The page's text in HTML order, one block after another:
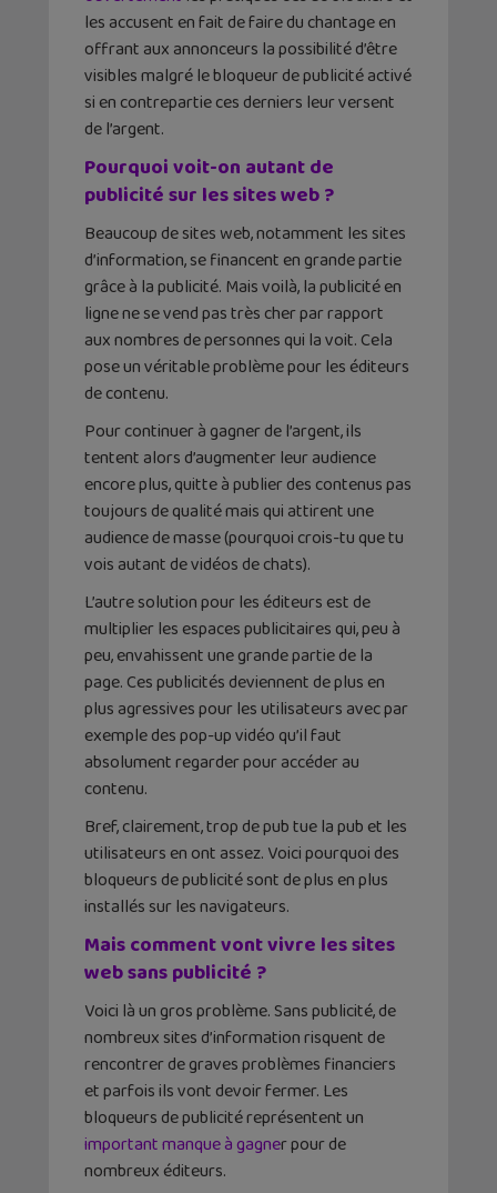
les accusent en fait de faire du chantage en
offrant aux annonceurs la possibilité d’être
visibles malgré le bloqueur de publicité activé
si en contrepartie ces derniers leur versent
de l’argent.
Pourquoi voit-on autant de
publicité sur les sites web ?
Beaucoup de sites web, notamment les sites
d’information, se financent en grande partie
grâce à la publicité. Mais voilà, la publicité en
ligne ne se vend pas très cher par rapport
aux nombres de personnes qui la voit. Cela
pose un véritable problème pour les éditeurs
de contenu.
Pour continuer à gagner de l’argent, ils
tentent alors d’augmenter leur audience
encore plus, quitte à publier des contenus pas
toujours de qualité mais qui attirent une
audience de masse (pourquoi crois-tu que tu
vois autant de vidéos de chats).
L’autre solution pour les éditeurs est de
multiplier les espaces publicitaires qui, peu à
peu, envahissent une grande partie de la
page. Ces publicités deviennent de plus en
plus agressives pour les utilisateurs avec par
exemple des pop-up vidéo qu’il faut
absolument regarder pour accéder au
contenu.
Bref, clairement, trop de pub tue la pub et les
utilisateurs en ont assez. Voici pourquoi des
bloqueurs de publicité sont de plus en plus
installés sur les navigateurs.
Mais comment vont vivre les sites
web sans publicité ?
Voici là un gros problème. Sans publicité, de
nombreux sites d’information risquent de
rencontrer de graves problèmes financiers
et parfois ils vont devoir fermer. Les
bloqueurs de publicité représentent un
important manque à gagner pour de
nombreux éditeurs.